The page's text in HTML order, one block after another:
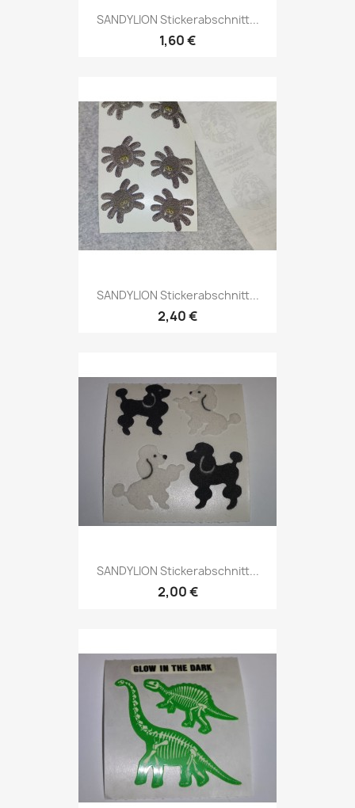
SANDYLION Stickerabschnitt...
1,60 €
SANDYLION Stickerabschnitt...
2,40 €
SANDYLION Stickerabschnitt...
2,00 €